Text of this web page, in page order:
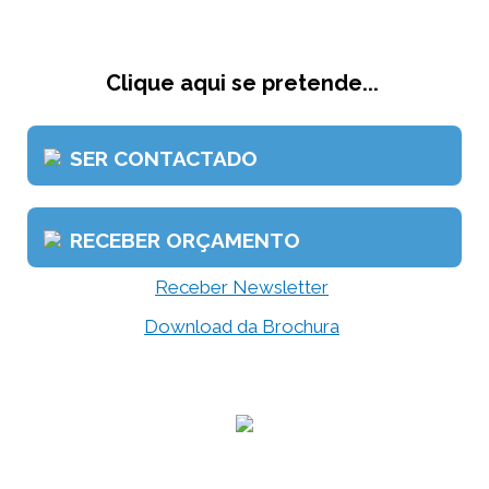
Clique aqui se pretende...
SER CONTACTADO
RECEBER ORÇAMENTO
Receber Newsletter
Download da Brochura